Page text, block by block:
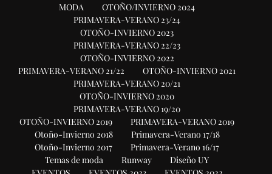
MODA
OTOÑO/INVIERNO 2024
PRIMAVERA-VERANO 23/24
OTOÑO-INVIERNO 2023
PRIMAVERA-VERANO 22/23
OTOÑO-INVIERNO 2022
PRIMAVERA-VERANO 21/22
OTOÑO-INVIERNO 2021
PRIMAVERA-VERANO 20/21
OTOÑO-INVIERNO 2020
PRIMAVERA-VERANO 19/20
OTOÑO-INVIERNO 2019
PRIMAVERA-VERANO 2019
Otoño-Invierno 2018
Primavera-Verano 17/18
Otoño-Invierno 2017
Primavera-Verano 16/17
Temas de moda
Runway
Diseño UY